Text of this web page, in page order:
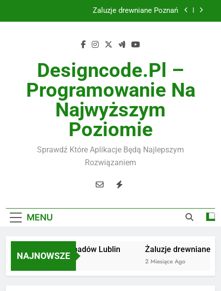
Żaluzje drewniane Poznań
Utylizacja odpadów Lublin
Żaluzje drewniane Poznań
Instalacje elektryczne Gdańsk
Designcode.pl –
Programowanie Na
Najwyższym
Poziomie
Sprawdź Które Aplikacje Będą Najlepszym
Rozwiązaniem
MENU
NAJNOWSZE
Utylizacja odpadów Lublin
2 Miesiące Ago
Żaluzje drewniane
2 Miesiące Ago